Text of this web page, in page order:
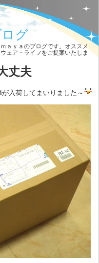
グ
ａｙａのブログです。オススメ
ェア・ライフをご提案いたしま
丈夫
入荷してまいりました～